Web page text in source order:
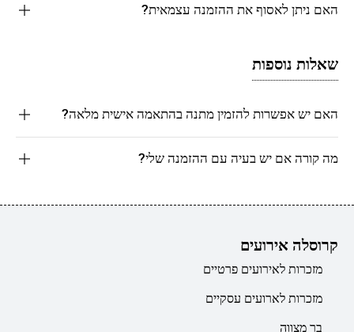
האם ניתן לאסוף את ההזמנה עצמאית?
שאלות נוספות
האם יש אפשרות להזמין מתנה בהתאמה אישית מלאה?
מה קורה אם יש בעיה עם ההזמנה שלי?
קרוסלה אירועים
מזכרות לאירועים פרטיים
מזכרות לארועים עסקיים
בר מצווה